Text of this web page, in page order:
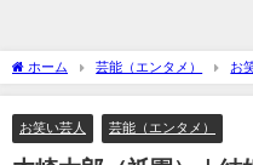
ホーム 芸能（エンタメ） お
般人。高校で芸人に！本名や身長が判
お笑い芸人 芸能（エンタメ）